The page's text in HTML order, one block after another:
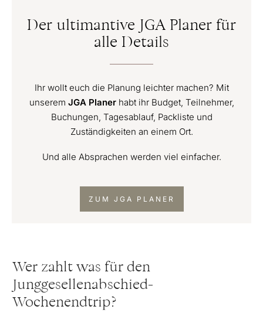
Der ultimantive JGA Planer für
alle Details
Ihr wollt euch die Planung leichter machen? Mit
unserem JGA Planerhabt ihr Budget, Teilnehmer,
Buchungen, Tagesablauf, Packliste und
Zuständigkeiten an einem Ort.
Und alle Absprachen werden viel einfacher.
ZUM JGA PLANER
Wer zahlt was für den
Junggesellenabschied-
Wochenendtrip?